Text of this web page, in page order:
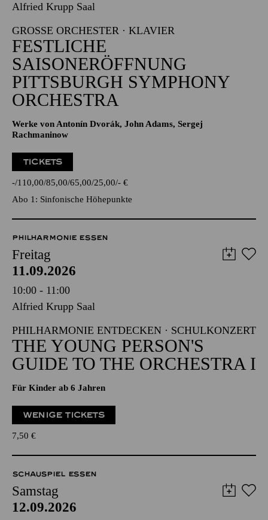
Alfried Krupp Saal
GROSSE ORCHESTER · KLAVIER
FESTLICHE
SAISONERÖFFNUNG
PITTSBURGH SYMPHONY
ORCHESTRA
Werke von Antonín Dvorák, John Adams, Sergej
Rachmaninow
TICKETS
- 110,00 85,00 65,00 25,00 - €
Abo 1: Sinfonische Höhepunkte
PHILHARMONIE ESSEN
Freitag
11.09.2026
10:00 - 11:00
Alfried Krupp Saal
PHILHARMONIE ENTDECKEN · SCHULKONZERT
THE YOUNG PERSON'S
GUIDE TO THE ORCHESTRA I
Für Kinder ab 6 Jahren
WENIGE TICKETS
7,50 €
SCHAUSPIEL ESSEN
Samstag
12.09.2026